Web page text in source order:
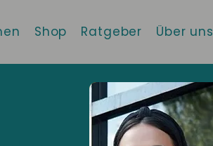
Shop Ratgeber Über uns